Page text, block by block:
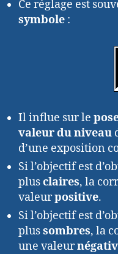
Ce réglage est
symbole :
Il influe sur le
valeur du niveau
d’une exposition
Si l’objectif est
plusclaires, la
valeurpositive.
Si l’objectif est
plussombres, la
une valeur